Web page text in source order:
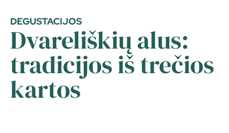
DEGUSTACIJOS
Dvareliškių alus:
tradicijos iš trečios
kartos